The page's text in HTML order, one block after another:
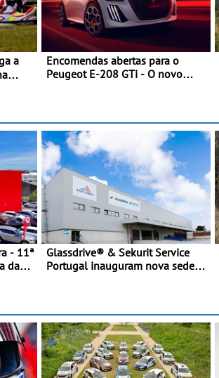
Encomendas abertas para o
Peugeot E-208 GTi - O novo
- 11ª
da
Glassdrive® & Sekurit Service
Portugal inauguram nova sede
portefólio e melhoria dos prazos
reduzem tempo de imobilização
das viaturas